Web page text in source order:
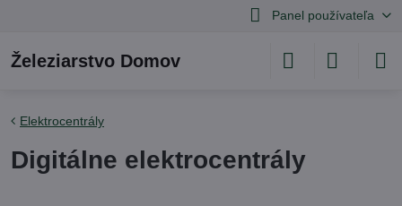
Panel používateľa
Železiarstvo Domov
Elektrocentrály
Digitálne elektrocentrály